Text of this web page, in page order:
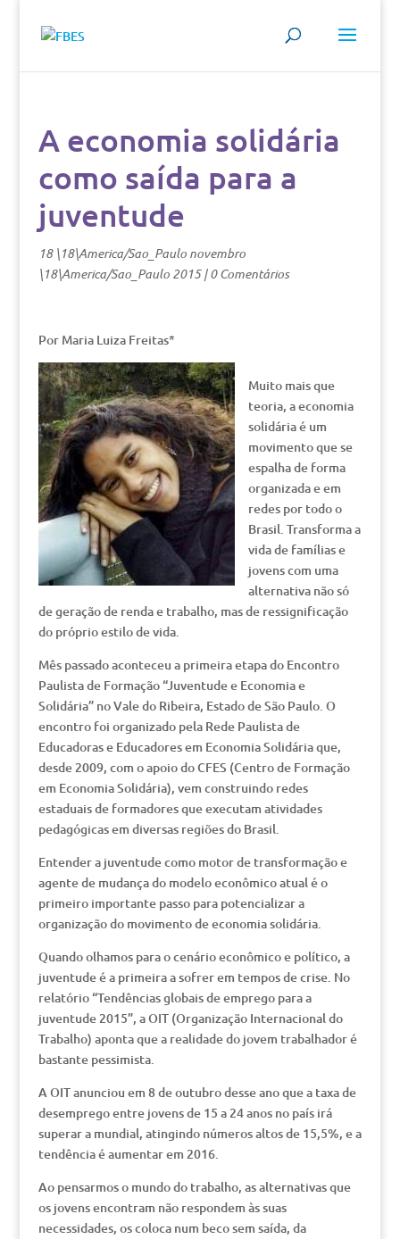
A economia solidária
como saída para a
juventude
18 \18\America/Sao_Paulo novembro
\18\America/Sao_Paulo 2015|0 Comentários
Por Maria Luiza Freitas*
Muito mais que
teoria, a economia
solidária é um
movimento que se
espalha de forma
organizada e em
redes por todo o
Brasil. Transforma a
vida de famílias e
jovens com uma
alternativa não só
de geração de renda e trabalho, mas de ressignificação
do próprio estilo de vida.
Mês passado aconteceu a primeira etapa do Encontro
Paulista de Formação “Juventude e Economia e
Solidária” no Vale do Ribeira, Estado de São Paulo. O
encontro foi organizado pela Rede Paulista de
Educadoras e Educadores em Economia Solidária que,
desde 2009, com o apoio do CFES (Centro de Formação
em Economia Solidária), vem construindo redes
estaduais de formadores que executam atividades
pedagógicas em diversas regiões do Brasil.
Entender a juventude como motor de transformação e
agente de mudança do modelo econômico atual é o
primeiro importante passo para potencializar a
organização do movimento de economia solidária.
Quando olhamos para o cenário econômico e político, a
juventude é a primeira a sofrer em tempos de crise. No
relatório “Tendências globais de emprego para a
juventude 2015”, a OIT (Organização Internacional do
Trabalho) aponta que a realidade do jovem trabalhador é
bastante pessimista.
A OIT anunciou em 8 de outubro desse ano que a taxa de
desemprego entre jovens de 15 a 24 anos no país irá
superar a mundial, atingindo números altos de 15,5%, e a
tendência é aumentar em 2016.
Ao pensarmos o mundo do trabalho, as alternativas que
os jovens encontram não respondem às suas
necessidades, os coloca num beco sem saída, da